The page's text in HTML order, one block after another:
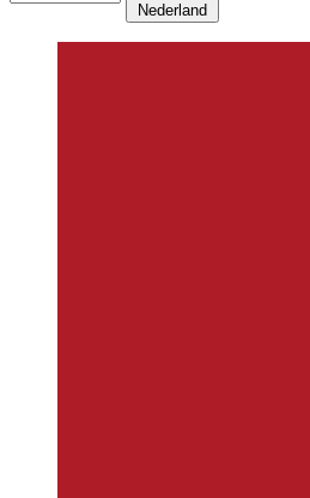
Nederland